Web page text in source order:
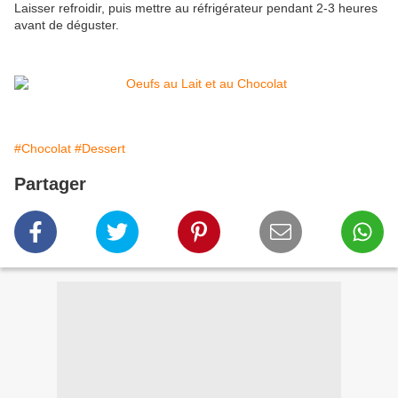
Laisser refroidir, puis mettre au réfrigérateur pendant 2-3 heures
avant de déguster.
#Chocolat #Dessert
Partager